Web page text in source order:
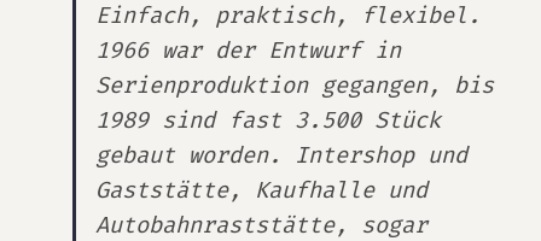
Einfach, praktisch, flexibel.
1966 war der Entwurf in
Serienproduktion gegangen, bis
1989 sind fast 3.500 Stück
gebaut worden. Intershop und
Gaststätte, Kaufhalle und
Autobahnraststätte, sogar